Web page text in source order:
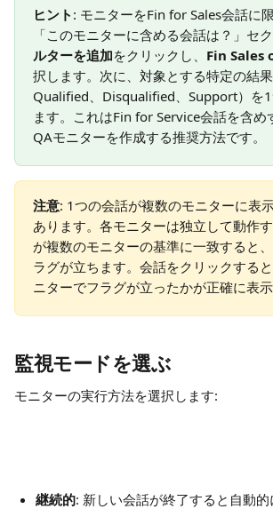
ヒント : モニターをFin for Sales会話に
「このモニターに含める会話は？」セ
ルターを追加をクリックし、 Fin Sales
択します。次に、対象とする特定の結果
Qualified、Disqualified、Support）を1
ます。これはFin for Service会話を含め
QAモニターを作成する推奨方法です。
注意: 1つの会話が複数のモニターに表
あります。各モニターは独立して動作
が複数のモニターの基準に一致すると
ラグが立ちます。会話をクリックする
ニターでフラグが立ったかが正確に表示
監視モードを選ぶ
モニターの実行方法を選択します:
継続的: 新しい会話が終了すると自動的